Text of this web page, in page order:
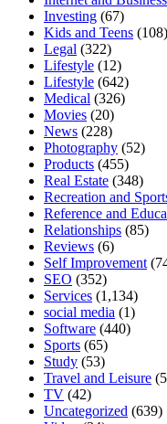
Investing (67)
Kids and Teens (108)
Legal (322)
Lifestyle (12)
Lifestyle (642)
Medical (326)
Movies (20)
News (228)
Photography (52)
Products (455)
Real Estate (348)
Recreation and
Reference and
Relationships (85)
Reviews (6)
Self Improvement
SEO (352)
Services (1,134)
social media (1)
Software (440)
Sports (65)
Study (53)
Travel and Leisure
TV (42)
Uncategorized (639)